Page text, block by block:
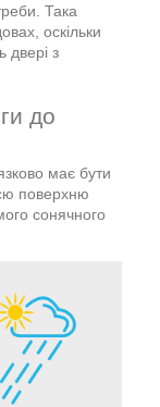
Така
оскільки
двері з
до
має бути
поверхню
сонячного